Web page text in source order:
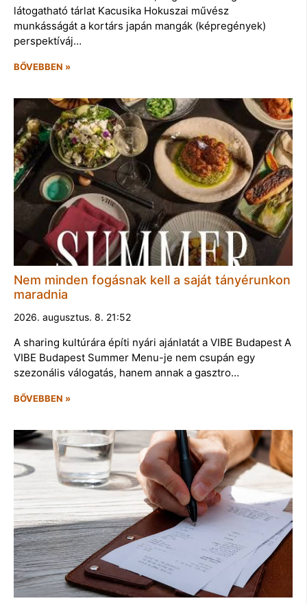
látogatható tárlat Kacusika Hokuszai művész
munkásságát a kortárs japán mangák (képregények)
perspektíváj…
BŐVEBBEN »
Nem minden fogásnak kell a saját tányérunkon
maradnia
2026. augusztus. 8. 21:52
A sharing kultúrára építi nyári ajánlatát a VIBE Budapest A
VIBE Budapest Summer Menu-je nem csupán egy
szezonális válogatás, hanem annak a gasztro…
BŐVEBBEN »